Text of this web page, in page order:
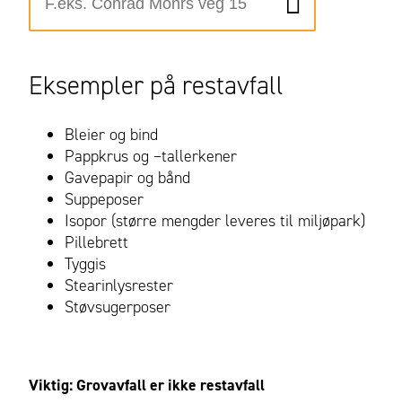
Eksempler på restavfall
Bleier og bind
Pappkrus og –tallerkener
Gavepapir og bånd
Suppeposer
Isopor (større mengder leveres til miljøpark)
Pillebrett
Tyggis
Stearinlysrester
Støvsugerposer
Viktig: Grovavfall er ikke restavfall